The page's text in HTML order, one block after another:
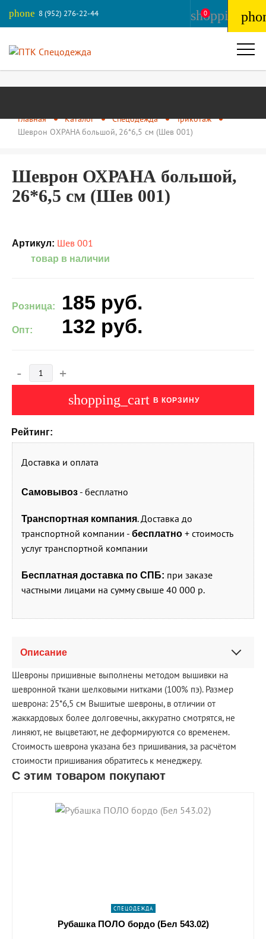
phone 8 (952) 276-22-44 0
Главная Каталог Спецодежда
Трикотаж
Шеврон ОХРАНА большой, 26*6,5 см (Шев 001)
Шеврон ОХРАНА большой,
26*6,5 см (Шев 001)
Артикул: Шев 001
товар в наличии
Розница: 185 руб.
Опт: 132 руб.
- +
shopping_cart В КОРЗИНУ
Рейтинг:
Доставка и оплата
Самовывоз - бесплатно
Транспортная компания. Доставка до
транспортной компании - бесплатно + стоимость
услуг транспортной компании
Бесплатная доставка по СПБ: при заказе
частными лицами на сумму свыше 40 000 р.
Описание
Шевроны пришивные выполнены методом вышивки на
шевронной ткани шелковыми нитками (100% пэ). Размер
шеврона: 25*6,5 см Вышитые шевроны, в отличии от
жаккардовых более долговечны, аккуратно смотрятся, не
линяют, не выцветают, не деформируются со временем.
Стоимость шеврона указана без пришивания, за расчётом
стоимости пришивания обратитесь к менеджеру.
С этим товаром покупают
shopping_cart В КОРЗИНУ
СПЕЦОДЕЖДА
Рубашка ПОЛО бордо (Бел 543.02)